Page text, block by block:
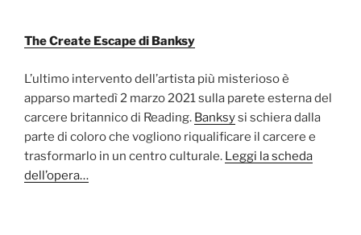
The Create Escape di Banksy
L’ultimo intervento dell’artista più misterioso è
apparso martedì 2 marzo 2021 sulla parete esterna del
carcere britannico di Reading. Banksysi schiera dalla
parte di coloro che vogliono riqualificare il carcere e
trasformarlo in un centro culturale. Leggi la scheda
dell’opera…